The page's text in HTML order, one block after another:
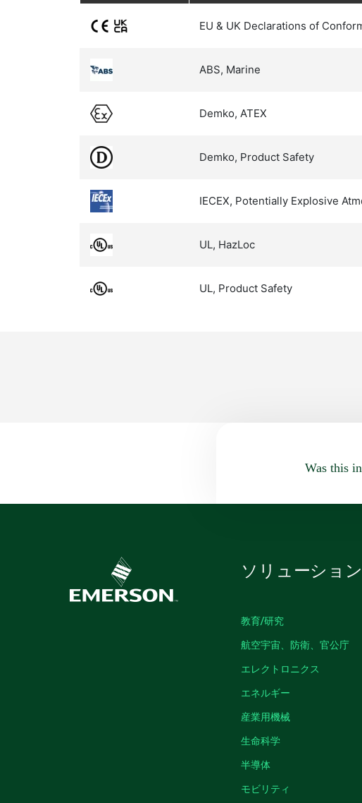
EU & UK Declarations of
ABS, Marine
Demko, ATEX
Demko, Product Safety
IECEX, Potentially Explosive
UL, HazLoc
UL, Product Safety
Was this
ソリューション
教育/研究
航空宇宙、防衛、官公庁
エレクトロニクス
エネルギー
産業用機械
生命科学
半導体
モビリティ